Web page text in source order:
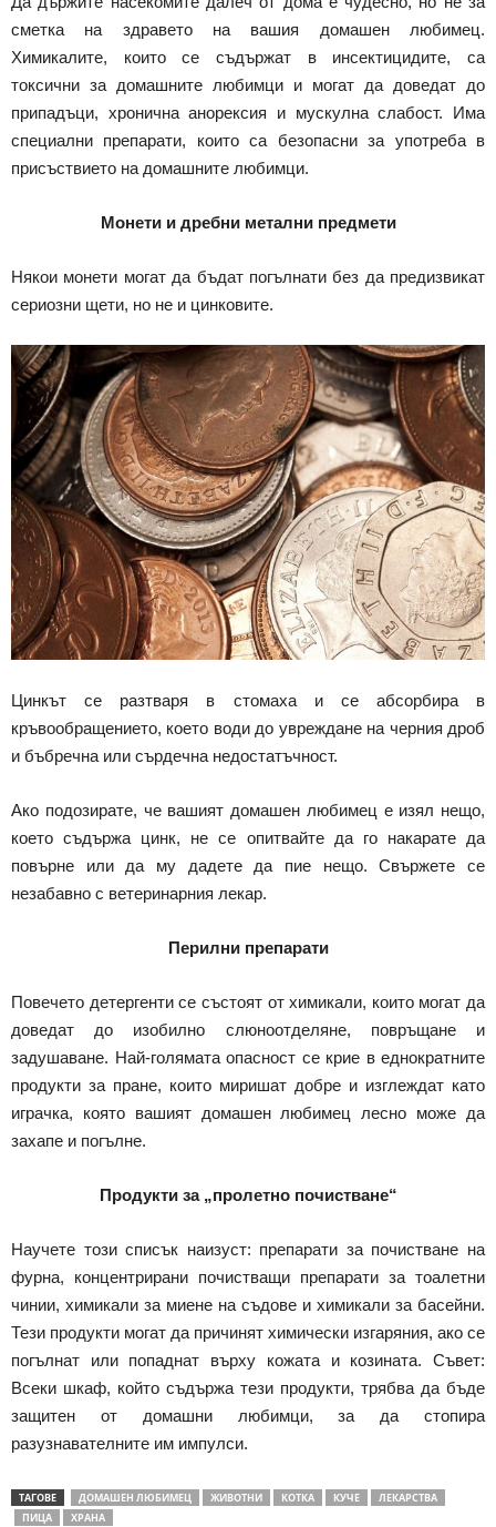
сметка на здравето на вашия домашен любимец.
Химикалите, които се съдържат в инсектицидите, са
токсични за домашните любимци и могат да доведат до
припадъци, хронична анорексия и мускулна слабост. Има
специални препарати, които са безопасни за употреба в
присъствието на домашните любимци.
Монети и дребни метални предмети
Някои монети могат да бъдат погълнати без да предизвикат
сериозни щети, но не и цинковите.
Цинкът се разтваря в стомаха и се абсорбира в
кръвообращението, което води до увреждане на черния дроб
и бъбречна или сърдечна недостатъчност.
Ако подозирате, че вашият домашен любимец е изял нещо,
което съдържа цинк, не се опитвайте да го накарате да
повърне или да му дадете да пие нещо. Свържете се
незабавно с ветеринарния лекар.
Перилни препарати
Повечето детергенти се състоят от химикали, които могат да
доведат до изобилно слюноотделяне, повръщане и
задушаване. Най-голямата опасност се крие в еднократните
продукти за пране, които миришат добре и изглеждат като
играчка, която вашият домашен любимец лесно може да
захапе и погълне.
Продукти за „пролетно почистване“
Научете този списък наизуст: препарати за почистване на
фурна, концентрирани почистващи препарати за тоалетни
чинии, химикали за миене на съдове и химикали за басейни.
Тези продукти могат да причинят химически изгаряния, ако се
погълнат или попаднат върху кожата и козината. Съвет:
Всеки шкаф, който съдържа тези продукти, трябва да бъде
защитен от домашни любимци, за да стопира
разузнавателните им импулси.
ТАГОВЕ ДОМАШЕН ЛЮБИМЕЦ ЖИВОТНИ КОТКА КУЧЕ
ЛЕКАРСТВА
ПИЦА
ХРАНА